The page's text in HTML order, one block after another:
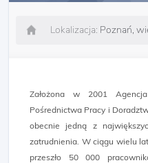
Lokalizacja: Poznań,
Założona w 2001
Pośrednictwa Pracy i
obecnie jedną z
zatrudnienia. W ciągu wielu
przeszło 50 000